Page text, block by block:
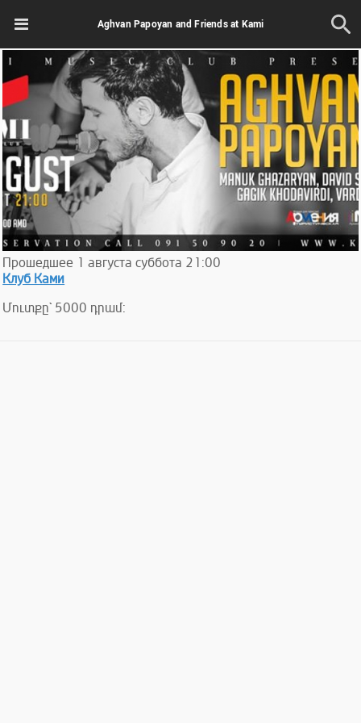
Aghvan Papoyan and Friends at Kami
Прошедшее 1 августа суббота 21:00
Клуб Ками
Մուտքը` 5000 դրամ: